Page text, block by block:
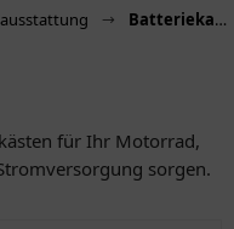
Batteriekasten
für Ihr Motorrad,
sorgen.